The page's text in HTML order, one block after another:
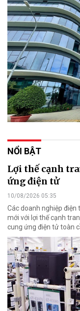
NỔI BẬT
Lợi thế cạnh
ứng điện tử
10/08/2026 05:35
Các doanh nghiệp
mới với lợi thế cạnh
cung ứng điện tử toàn